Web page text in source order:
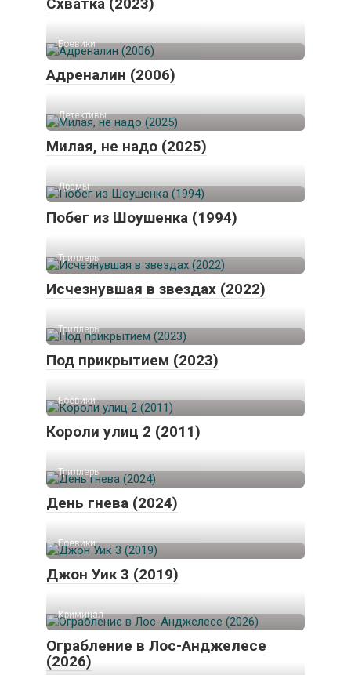
Схватка (2023)
Боевики
Адреналин (2006)
Детективы
Милая, не надо (2025)
Драмы
Побег из Шоушенка (1994)
Триллеры
Исчезнувшая в звездах (2022)
Триллеры
Под прикрытием (2023)
Боевики
Короли улиц 2 (2011)
Триллеры
День гнева (2024)
Боевики
Джон Уик 3 (2019)
Криминал
Ограбление в Лос-Анджелесе
(2026)